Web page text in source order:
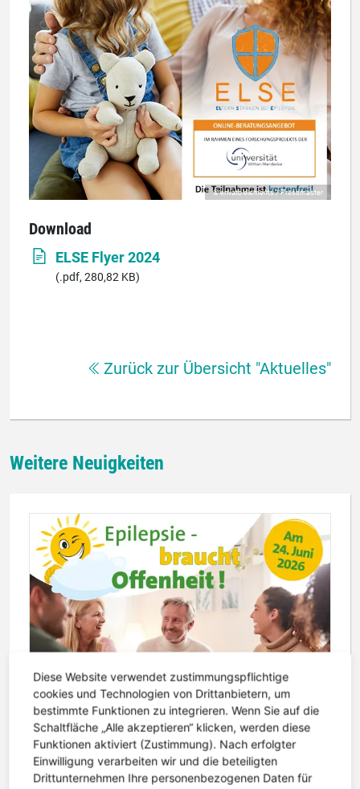
© envato elements / Pressmaster
Download
ELSE Flyer 2024
(.pdf, 280,82 KB)
Zurück zur Übersicht "Aktuelles"
Weitere Neuigkeiten
22. Juni 2026 | Lesezeit: 1 Minute
Tag der offenen Tür
Diese Website verwendet zustimmungspflichtige
cookies und Technologien von Drittanbietern, um
bestimmte Funktionen zu integrieren. Wenn Sie auf die
Schaltfläche „Alle akzeptieren“ klicken, werden diese
Funktionen aktiviert (Zustimmung). Nach erfolgter
Einwilligung verarbeiten wir und die beteiligten
Drittunternehmen Ihre personenbezogenen Daten für